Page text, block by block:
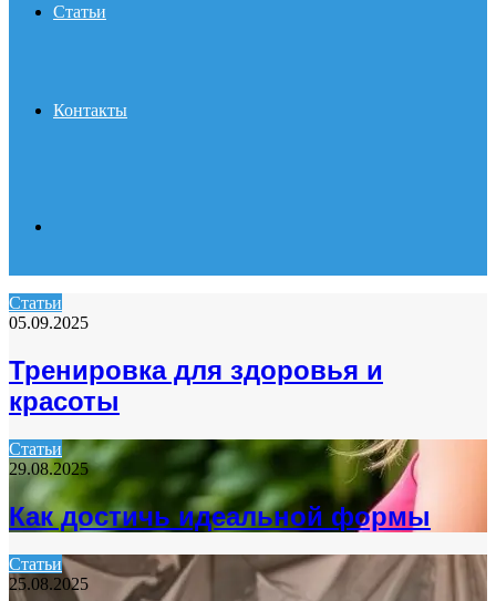
Статьи
Контакты
for
Статьи
05.09.2025
Тренировка для здоровья и
красоты
Статьи
29.08.2025
Как достичь идеальной формы
Статьи
25.08.2025